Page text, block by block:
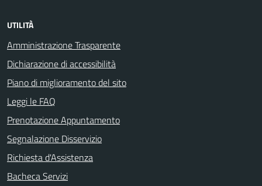
UTILITÀ
Amministrazione Trasparente
Dichiarazione di accessibilità
Piano di miglioramento del sito
Leggi le FAQ
Prenotazione Appuntamento
Segnalazione Disservizio
Richiesta d'Assistenza
Bacheca Servizi